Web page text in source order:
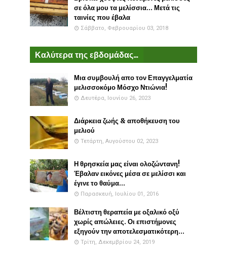
σε όλα μου τα μελίσσια... Μετά τις
ταινίες που έβαλα
Σάββατο, Φεβρουαρίου 03, 2018
Καλύτερα της εβδομάδας...
Μια συμβουλή απο τον Επαγγελματία
μελισσοκόμο Μόσχο Ντιώνια!
Δευτέρα, Ιουνίου 26, 2023
Διάρκεια ζωής & αποθήκευση του
μελιού
Τετάρτη, Αυγούστου 02, 2023
Η θρησκεία μας είναι ολοζώντανη!
Έβαλαν εικόνες μέσα σε μελίσσι και
έγινε το θαύμα...
Παρασκευή, Ιουλίου 01, 2016
Βέλτιστη θεραπεία με οξαλικό οξύ
χωρίς απώλειες. Οι επιστήμονες
εξηγούν την αποτελεσματικότερη...
Τρίτη, Δεκεμβρίου 24, 2019